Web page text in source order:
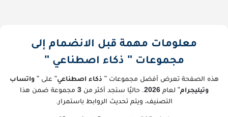
معلومات مهمة قبل الانضمام إلى
مجموعات " ذكاء اصطناعي "
هذه الصفحة تعرض أفضل مجموعات " ذكاء اصطناعي" على "واتساب
وتيليجرام" لعام2026 . حاليًا ستجد أكثر من3 مجموعة ضمن هذا
التصنيف، ويتم تحديث الروابط باستمرار.